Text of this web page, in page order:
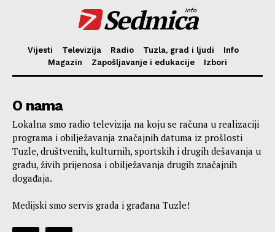
Sedmica
info
Vijesti Televizija Radio Tuzla, grad i ljudi
Info
Magazin
Zapošljavanje i edukacije Izbori
O nama
Lokalna smo radio televizija na koju se računa u realizaciji
programa i obilježavanja značajnih datuma iz prošlosti
Tuzle, društvenih, kulturnih, sportskih i drugih dešavanja u
gradu, živih prijenosa i obilježavanja drugih značajnih
događaja.
Medijski smo servis grada i građana Tuzle!